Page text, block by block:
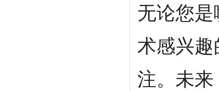
无论您
术感兴
注。未